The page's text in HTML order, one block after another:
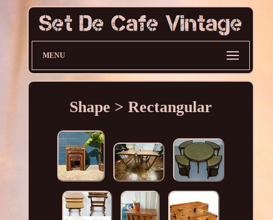
MENU
Shape > Rectangular